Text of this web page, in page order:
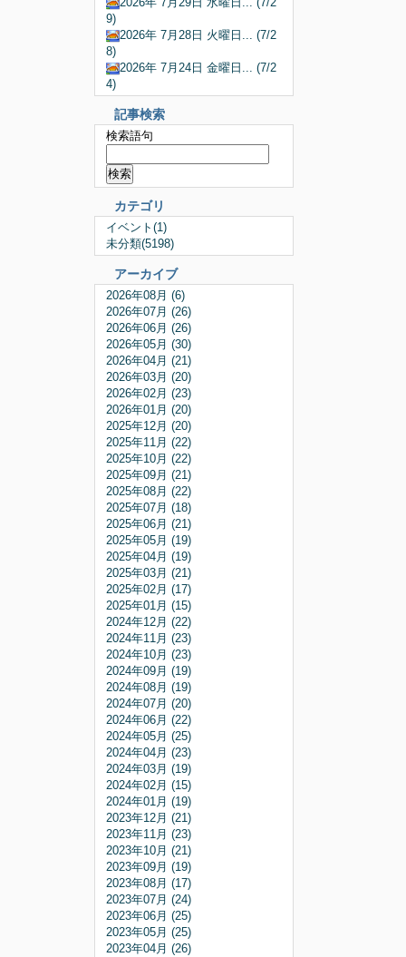
9)
2026年 7月28日 火曜日... (7/2
8)
2026年 7月24日 金曜日... (7/2
4)
記事検索
検索語句
カテゴリ
イベント(1)
未分類(5198)
アーカイブ
2026年08月 (6)
2026年07月 (26)
2026年06月 (26)
2026年05月 (30)
2026年04月 (21)
2026年03月 (20)
2026年02月 (23)
2026年01月 (20)
2025年12月 (20)
2025年11月 (22)
2025年10月 (22)
2025年09月 (21)
2025年08月 (22)
2025年07月 (18)
2025年06月 (21)
2025年05月 (19)
2025年04月 (19)
2025年03月 (21)
2025年02月 (17)
2025年01月 (15)
2024年12月 (22)
2024年11月 (23)
2024年10月 (23)
2024年09月 (19)
2024年08月 (19)
2024年07月 (20)
2024年06月 (22)
2024年05月 (25)
2024年04月 (23)
2024年03月 (19)
2024年02月 (15)
2024年01月 (19)
2023年12月 (21)
2023年11月 (23)
2023年10月 (21)
2023年09月 (19)
2023年08月 (17)
2023年07月 (24)
2023年06月 (25)
2023年05月 (25)
2023年04月 (26)